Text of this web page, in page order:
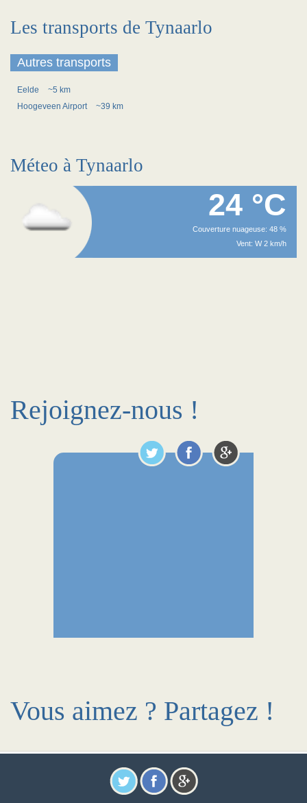
Les transports de Tynaarlo
Autres transports
Eelde
~5 km
Hoogeveen Airport
~39 km
Méteo à Tynaarlo
24 °C
Couverture nuageuse: 48 %
Vent: W 2 km/h
Rejoignez-nous !
Vous aimez ? Partagez !